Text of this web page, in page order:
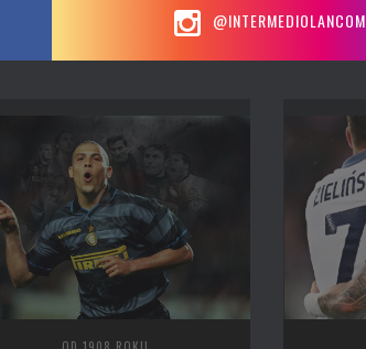
@INTERMEDIOLANCOM